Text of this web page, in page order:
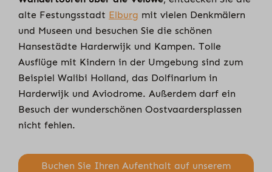
alte Festungsstadt Elburg mit vielen Denkmälern
und Museen und besuchen Sie die schönen
Hansestädte Harderwijk und Kampen. Tolle
Ausflüge mit Kindern in der Umgebung sind zum
Beispiel Walibi Holland, das Dolfinarium in
Harderwijk und Aviodrome. Außerdem darf ein
Besuch der wunderschönen Oostvaardersplassen
nicht fehlen.
Buchen Sie Ihren Aufenthalt auf unserem